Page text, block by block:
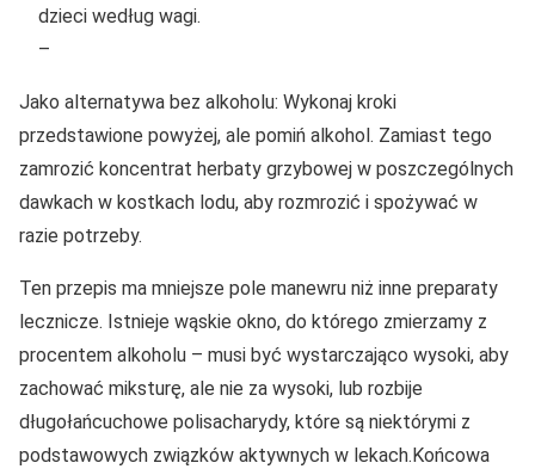
dzieci według wagi.
–
Jako alternatywa bez alkoholu: Wykonaj kroki
przedstawione powyżej, ale pomiń alkohol. Zamiast tego
zamrozić koncentrat herbaty grzybowej w poszczególnych
dawkach w kostkach lodu, aby rozmrozić i spożywać w
razie potrzeby.
Ten przepis ma mniejsze pole manewru niż inne preparaty
lecznicze. Istnieje wąskie okno, do którego zmierzamy z
procentem alkoholu – musi być wystarczająco wysoki, aby
zachować miksturę, ale nie za wysoki, lub rozbije
długołańcuchowe polisacharydy, które są niektórymi z
podstawowych związków aktywnych w lekach.Końcowa